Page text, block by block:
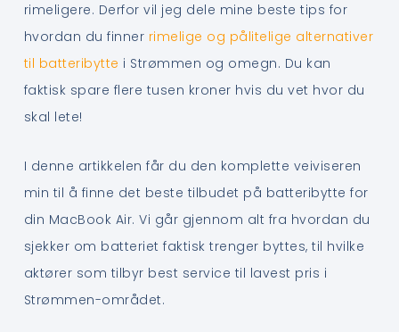
rimeligere. Derfor vil jeg dele mine beste tips for
hvordan du finner rimelige og pålitelige alternativer
til batteribytte i Strømmen og omegn. Du kan
faktisk spare flere tusen kroner hvis du vet hvor du
skal lete!
I denne artikkelen får du den komplette veiviseren
min til å finne det beste tilbudet på batteribytte for
din MacBook Air. Vi går gjennom alt fra hvordan du
sjekker om batteriet faktisk trenger byttes, til hvilke
aktører som tilbyr best service til lavest pris i
Strømmen-området.